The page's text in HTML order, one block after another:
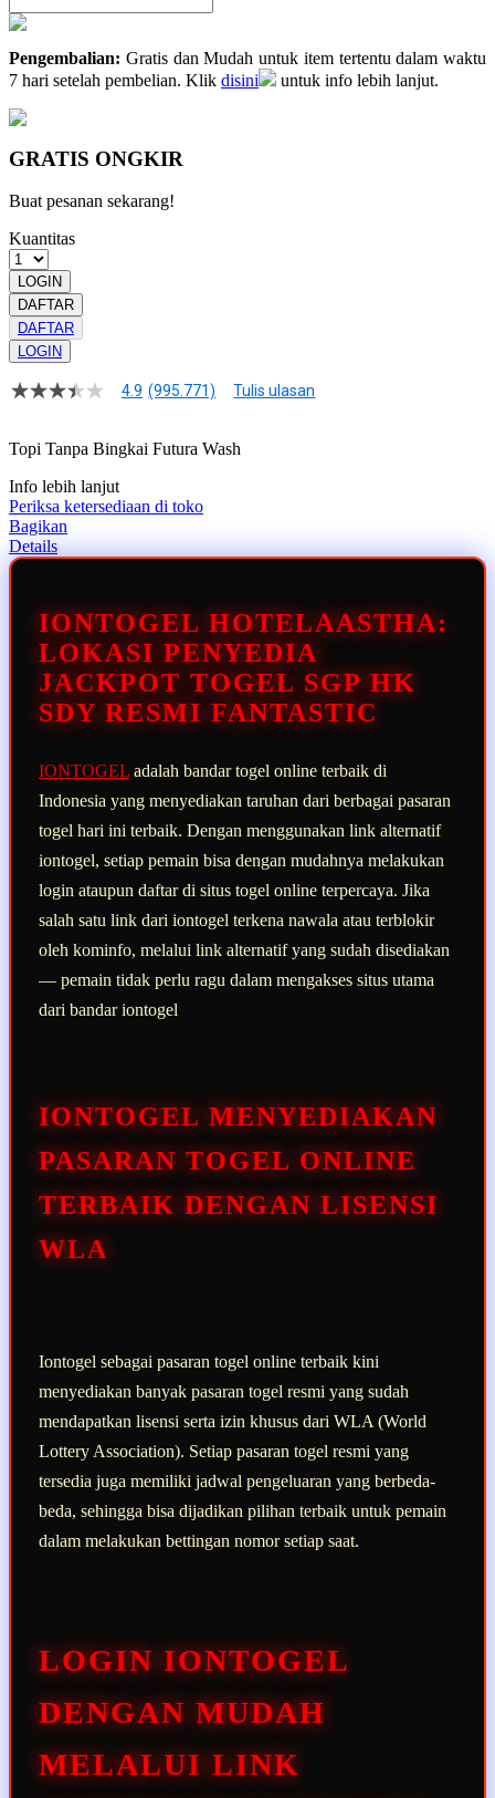
Pengembalian: Gratis dan Mudah untuk item tertentu dalam waktu
7 hari setelah pembelian. Klik disini untuk info lebih lanjut.
GRATIS ONGKIR
Buat pesanan sekarang!
Kuantitas
LOGIN
DAFTAR
DAFTAR
LOGIN
4.9
bintang,
rating
rata-
rata.
Read
13
halaman
yang
sama.
4.9 (995.771) Tulis ulasan
Topi Tanpa Bingkai Futura Wash
Info lebih lanjut
Periksa ketersediaan di toko
Bagikan
Details
IONTOGEL HOTELAASTHA:
LOKASI PENYEDIA
JACKPOT TOGEL SGP HK
SDY RESMI FANTASTIC
IONTOGEL adalah bandar togel online terbaik di
Indonesia yang menyediakan taruhan dari berbagai pasaran
togel hari ini terbaik. Dengan menggunakan link alternatif
iontogel, setiap pemain bisa dengan mudahnya melakukan
login ataupun daftar di situs togel online terpercaya. Jika
salah satu link dari iontogel terkena nawala atau terblokir
oleh kominfo, melalui link alternatif yang sudah disediakan
— pemain tidak perlu ragu dalam mengakses situs utama
dari bandar iontogel
IONTOGEL MENYEDIAKAN
PASARAN TOGEL ONLINE
TERBAIK DENGAN LISENSI
WLA
Iontogel sebagai pasaran togel online terbaik kini
menyediakan banyak pasaran togel resmi yang sudah
mendapatkan lisensi serta izin khusus dari WLA (World
Lottery Association). Setiap pasaran togel resmi yang
tersedia juga memiliki jadwal pengeluaran yang berbeda-
beda, sehingga bisa dijadikan pilihan terbaik untuk pemain
dalam melakukan bettingan nomor setiap saat.
LOGIN IONTOGEL
DENGAN MUDAH
MELALUI LINK